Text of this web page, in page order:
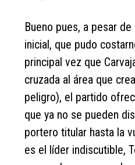
Bueno pues, a pesar
inicial, que pudo
principal vez que
cruzada al área que
peligro), el partido
que ya no se pueden
portero titular hasta la
es el líder indiscutible,